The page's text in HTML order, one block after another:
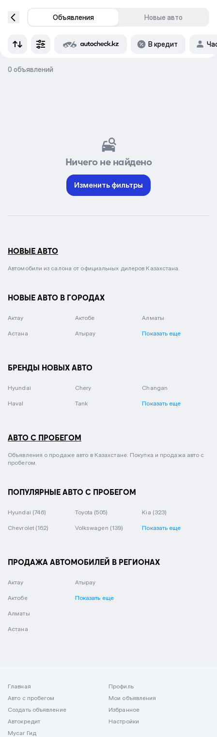
Объявления Новые авто
В кредит
0 объявлений
Ничего не найдено
Изменить фильтры
НОВЫЕ АВТО
Автомобили из салона от официальных дилеров Казахстана.
НОВЫЕ АВТО В ГОРОДАХ
Актау Актобе Алматы
Астана Атырау Показать еще
БРЕНДЫ НОВЫХ АВТО
Hyundai Chery Changan
Haval Tank Показать еще
АВТО С ПРОБЕГОМ
Объявления о продаже авто в Казахстане. Покупка и продажа авто с
пробегом.
ПОПУЛЯРНЫЕ АВТО С ПРОБЕГОМ
Hyundai (746) Toyota (505) Kia (323)
Chevrolet (162) Volkswagen (139) Показать еще
ПРОДАЖА АВТОМОБИЛЕЙ В РЕГИОНАХ
Актау
Актобе
Алматы
Астана
Атырау
Показать еще
Главная
Авто с пробегом
Создать объявление
Автокредит
Mycar Гид
Профиль
Мои объявления
Избранное
Настройки